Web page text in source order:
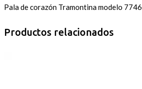
Pala de corazón Tramontina modelo
Productos relacionados